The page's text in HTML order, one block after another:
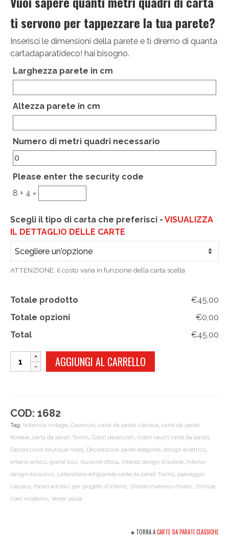
ti servono per tappezzare la tua parete?
Inserisci le dimensioni della parete e ti diremo di quanta
cartadaparatideco! hai bisogno.
Larghezza parete in cm
Altezza parete in cm
Hidden
Numero di metri quadri necessario
Please enter the security code
8 + 4 =
Scegli il tipo di carta che preferisci - VISUALIZZA
IL DETTAGLIO DELLE CARTE
ATTENZIONE: il costo varia in funzione della carta scelta
Totale prodotto
€45,00
Totale opzioni
€0,00
Total
€45,00
CAPRICCIO
quantità
AGGIUNGI AL CARRELLO
COD: 1682
Tag: botanica vintage, Capriccio, carta da parati classica, carta da parati
floreale, carta da parati Torino, Colori desaturati, colori neutri carta da parati,
Decorazione boutique hotel, Decorazione pareti elegante, design eclettico,
erbario antico, grand tour, illusione ottica, Interior design d'autore, Interior
design esclusivo, Laboratorio artigianale carte da parati Torino, paesaggio
classico, Parati artistici per progetti d'interni, Sfondo materico chiaro., trompe
l'oeil moderno, Verde salvia
TORNA ACARTE DA PARATI CLASSICHE